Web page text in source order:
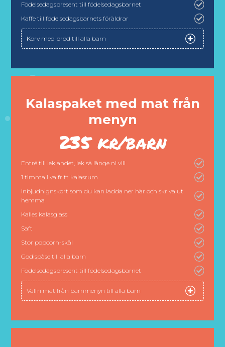
Födelsedagspresent till födelsedagsbarnet
Kaffe till födelsedagsbarnets föräldrar
Korv med bröd till alla barn
Kalaspaket med mat från
menyn
235 kr/barn
Entré till leklandet, lek så länge ni vill
1 timma i valfritt kalasrum
Inbjudnignskort som du kan ladda ner här och skriva ut
hemma
Kalles kalasglass
Saft
Stor popcorn-skål
Godispåse till alla barn
Födelsedagspresent till födelsedagsbarnet
Valfri mat från barnmenyn till alla barn